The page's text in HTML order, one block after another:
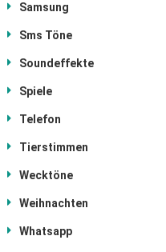
Samsung
Sms Töne
Soundeffekte
Spiele
Telefon
Tierstimmen
Wecktöne
Weihnachten
Whatsapp